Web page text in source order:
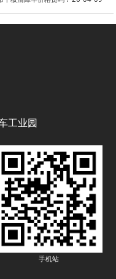
工业园
手机站